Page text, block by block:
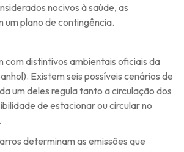
nocivos à saúde, as
um plano de contingência.
com distintivos ambientais oficiais da
Existem seis possíveis cenários de
um deles regula tanto a circulação dos
de estacionar ou circular no
determinam as emissões que